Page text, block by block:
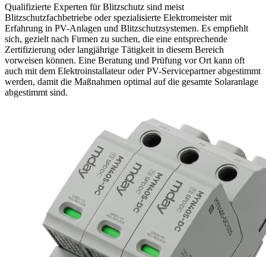
Qualifizierte Experten für Blitzschutz sind meist
Blitzschutzfachbetriebe oder spezialisierte Elektromeister mit
Erfahrung in PV-Anlagen und Blitzschutzsystemen. Es empfiehlt
sich, gezielt nach Firmen zu suchen, die eine entsprechende
Zertifizierung oder langjährige Tätigkeit in diesem Bereich
vorweisen können. Eine Beratung und Prüfung vor Ort kann oft
auch mit dem Elektroinstallateur oder PV-Servicepartner abgestimmt
werden, damit die Maßnahmen optimal auf die gesamte Solaranlage
abgestimmt sind.